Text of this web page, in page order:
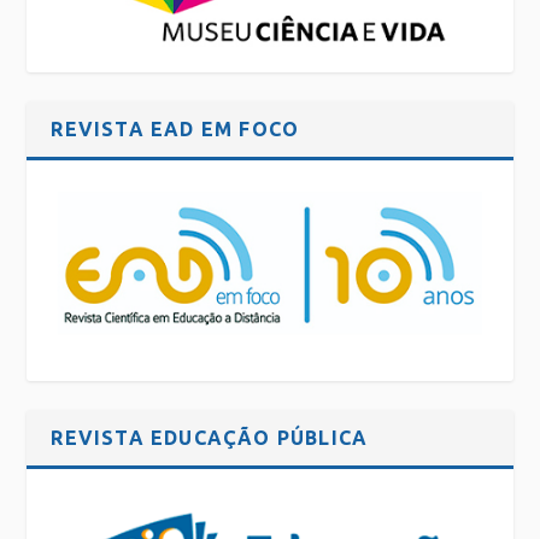
REVISTA EAD EM FOCO
REVISTA EDUCAÇÃO PÚBLICA